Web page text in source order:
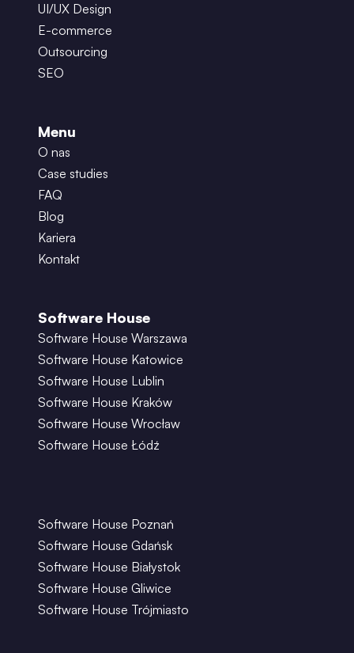
UI/UX Design
E-commerce
Outsourcing
SEO
Menu
O nas
Case studies
FAQ
Blog
Kariera
Kontakt
Software House
Software House Warszawa
Software House Katowice
Software House Lublin
Software House Kraków
Software House Wrocław
Software House Łódź
Software House Poznań
Software House Gdańsk
Software House Białystok
Software House Gliwice
Software House Trójmiasto